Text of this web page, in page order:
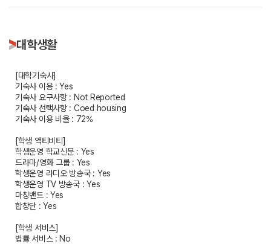
대학생활
[대학기숙사]
기숙사 이용 : Yes
기숙사 요구사항 : Not Reported
기숙사 선택사항 : Coed housing
기숙사 이용 비율 : 72%
[학생 액티비티]
학생운영 학교신문 : Yes
드라마/영화 그룹 : Yes
학생운영 라디오 방송국 : Yes
학생운영 TV 방송국 : Yes
마칭밴드 : Yes
합창단 : Yes
[학생 서비스]
법률 서비스 : No